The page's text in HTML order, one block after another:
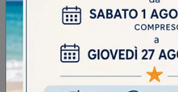
QUEEN SCANDINAVIAN